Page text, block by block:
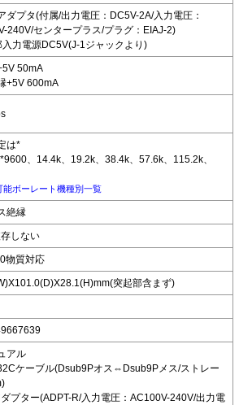
ダプタ(付属/出力電圧：DC5V-2A/入力電圧：
240V/センタープラス/プラグ：EIAJ-2)
入力電源DC5V(J-1ジャックより)
50mA
+5V 600mA
は*
、14.4k、19.2k、38.4k、57.6k、115.2k、
能ボーレート機種別一覧
絶縁
しない
物質対応
突起部含まず)
アル
ケーブル(Dsub9Pオス⇔Dsub9Pメス/ストレー
ダプター(ADPT-R/入力電圧：AC100V-240V/出力電